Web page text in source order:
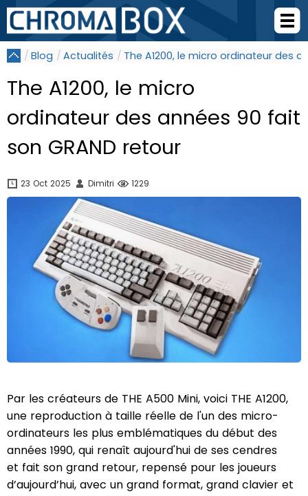
Blog Actualités The A1200, le micro ordinateur des
The A1200, le micro
ordinateur des années 90 fait
son GRAND retour
23 Oct 2025 Dimitri 1229
Par les créateurs de THE A500 Mini, voici THE A1200,
une reproduction à taille réelle de l'un des micro-
ordinateurs les plus emblématiques du début des
années 1990, qui renaît aujourd'hui de ses cendres
et fait son grand retour, repensé pour les joueurs
d’aujourd’hui, avec un grand format, grand clavier et